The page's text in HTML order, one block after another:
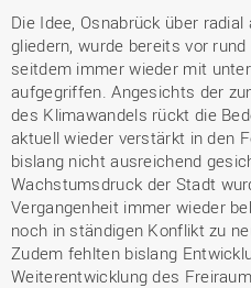
Die Idee, Osnabrück über
gliedern, wurde bereits vor
seitdem immer wieder mit
aufgegriffen. Angesichts der
des Klimawandels rückt die
aktuell wieder verstärkt in den
bislang nicht ausreichend
Wachstumsdruck der Stadt
Vergangenheit immer wieder
noch in ständigen Konflikt zu
Zudem fehlten bislang
Weiterentwicklung des